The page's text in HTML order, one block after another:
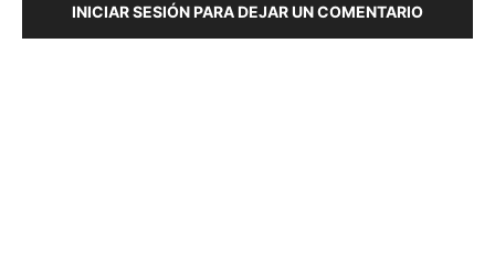
INICIAR SESIÓN PARA DEJAR UN COMENTARIO